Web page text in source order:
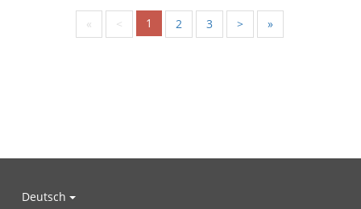
« < 1 2 3 > »
Deutsch